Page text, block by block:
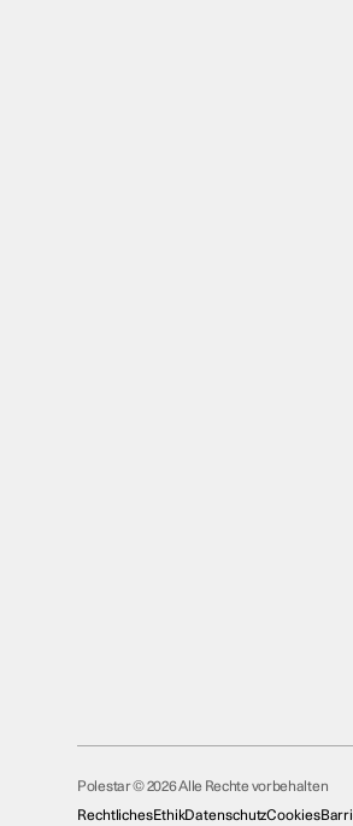
Polestar © 2026 Alle Rechte vorbehalten
RechtlichesEthikDatenschutzCookies